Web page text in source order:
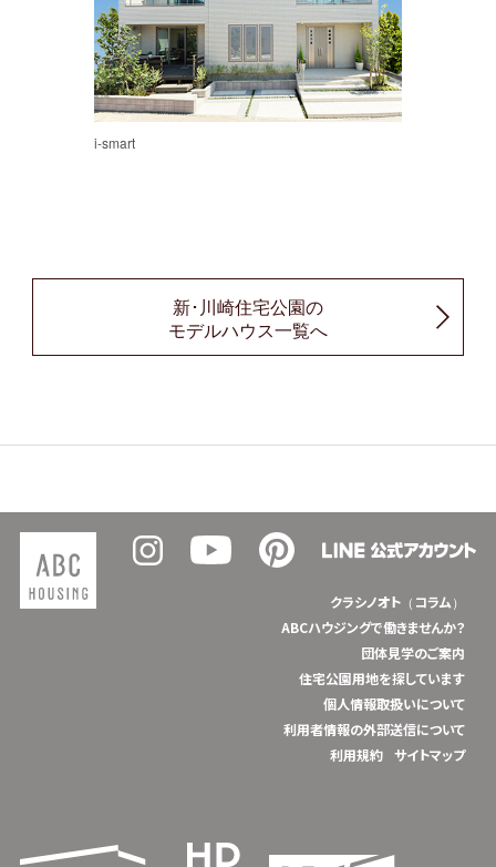
i-smart
新･川崎住宅公園の
モデルハウス一覧へ
クラシノオト（コラム）
ABCハウジングで働きませんか？
団体見学のご案内
住宅公園用地を探しています
個人情報取扱いについて
利用者情報の外部送信について
利用規約
サイトマップ